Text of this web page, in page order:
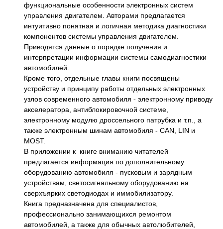
функциональные особенности электронных систем
управления двигателем. Авторами предлагается
интуитивно понятная и логичная методика диагностики
компонентов системы управления двигателем.
Приводятся данные о порядке получения и
интерпретации информации системы самодиагностики
автомобилей.
Кроме того, отдельные главы книги посвящены
устройству и принципу работы отдельных электронных
узлов современного автомобиля - электронному приводу
акселератора, антиблокировочной системе,
электронному модулю дроссельного патрубка и т.п., а
также электронным шинам автомобиля - CAN, LIN и
MOST.
В приложении к книге вниманию читателей
предлагается информация по дополнительному
оборудованию автомобиля - пусковым и зарядным
устройствам, светосигнальному оборудованию на
сверхъярких светодиодах и иммобилизатору.
Книга предназначена для специалистов,
профессионально занимающихся ремонтом
автомобилей, а также для обычных автолюбителей,